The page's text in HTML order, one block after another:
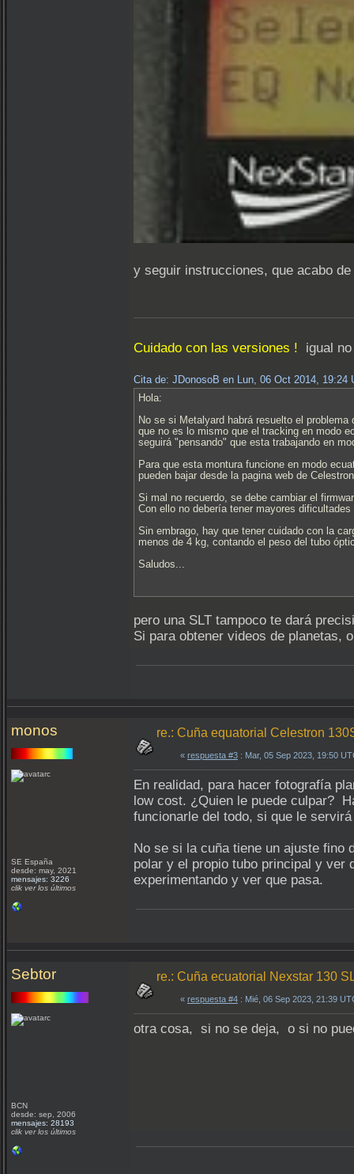
y seguir instrucciones, que acabo
Cuidado con las versiones ! igual
Cita de: JDonosoB en Lun, 06 Oct 2014, 19:24
Hola:
No se si Metalyard habrá resuelto el
que no es lo mismo que el tracking en modo
seguirá "pensando" que esta trabajando en
Para que esta montura funcione en modo
pueden bajar desde la pagina web de
Si mal no recuerdo, se debe cambiar el
Con ello no debería tener mayores
Sin embrago, hay que tener cuidado con la
menos de 4 kg, contando el peso del tubo
Saludos...
pero una SLT tampoco te dará
Si para obtener videos de planetas,
monos
SE España
desde: may, 2021
mensajes: 3226
clik ver los últimos
re.: Cuña equatorial Celestron
« respuesta #3 : Mar, 05 Sep 2023, 19:50
En realidad, para hacer fotografía
low cost. ¿Quien le puede culpar?
funcionarle del todo, si que le
No se si la cuña tiene un ajuste fino
polar y el propio tubo principal y ver
experimentando y ver que pasa.
Sebtor
BCN
desde: sep, 2006
mensajes: 28193
clik ver los últimos
re.: Cuña ecuatorial Nexstar 130
« respuesta #4 : Mié, 06 Sep 2023, 21:39
otra cosa, si no se deja, o si no